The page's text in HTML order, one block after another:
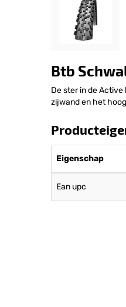
Btb
De ster in de
zijwand en het
Eigenschap
Ean upc